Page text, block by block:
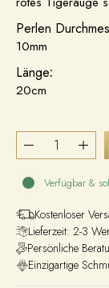
Perlen
10mm
Länge:
20cm
Verfügbar &
Kostenloser
Lieferzeit: 2-3
Persönliche
Einzigartige